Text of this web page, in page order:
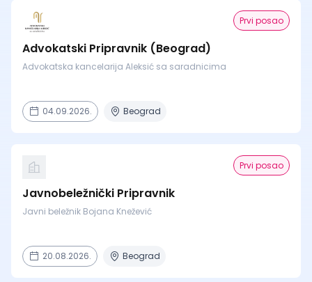
Prvi posao
Advokatski Pripravnik (Beograd)
Advokatska kancelarija Aleksić sa saradnicima
04.09.2026. Beograd
Prvi posao
Javnobeležnički Pripravnik
Javni beležnik Bojana Knežević
20.08.2026. Beograd